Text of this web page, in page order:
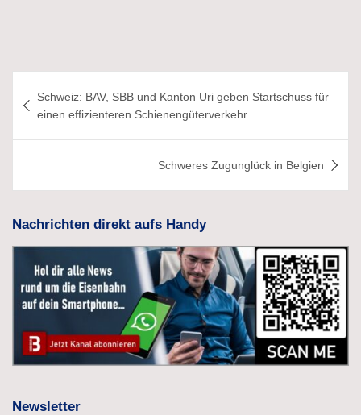
Schweiz: BAV, SBB und Kanton Uri geben Startschuss für
einen effizienteren Schienengüterverkehr
Schweres Zugunglück in Belgien
Nachrichten direkt aufs Handy
Newsletter